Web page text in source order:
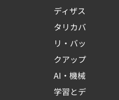
ディザス
タリカバ
リ・バッ
クアップ
AI・機械
学習とデ